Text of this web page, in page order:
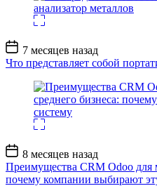
Дата
записи
7 месяцев назад
Что представляет собой
Дата
записи
8 месяцев назад
Преимущества CRM Odoo для
почему компании выбирают